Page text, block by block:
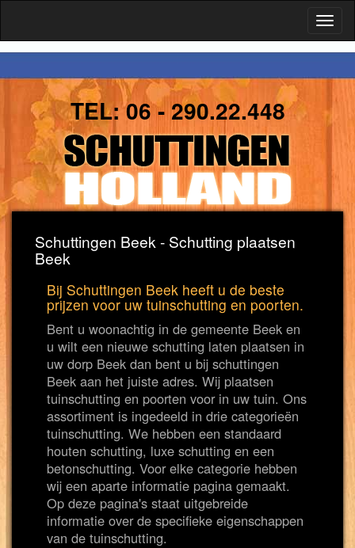
TEL:06 - 290.22.448
Schuttingen Beek - Schutting plaatsen
Beek
Bij Schuttingen Beek heeft u de beste
prijzen voor uw tuinschutting en poorten.
Bent u woonachtig in de gemeente Beek en
u wilt een nieuwe schutting laten plaatsen in
uw dorp Beek dan bent u bij schuttingen
Beek aan het juiste adres. Wij plaatsen
tuinschutting en poorten voor in uw tuin. Ons
assortiment is ingedeeld in drie categorieën
tuinschutting. We hebben een standaard
houten schutting, luxe schutting en een
betonschutting. Voor elke categorie hebben
wij een aparte informatie pagina gemaakt.
Op deze pagina's staat uitgebreide
informatie over de specifieke eigenschappen
van de tuinschutting.